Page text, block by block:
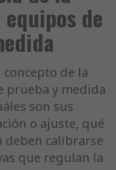
de
de la
prueba y medida
son sus
o ajuste, qué
calibrarse
que regulan la